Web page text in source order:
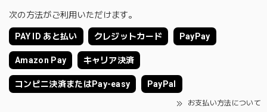
次の方法がご利用いただけます。
PAY ID あと払い クレジットカード PayPay
Amazon Pay キャリア決済
コンビニ決済またはPay-easy PayPal
お支払い方法について